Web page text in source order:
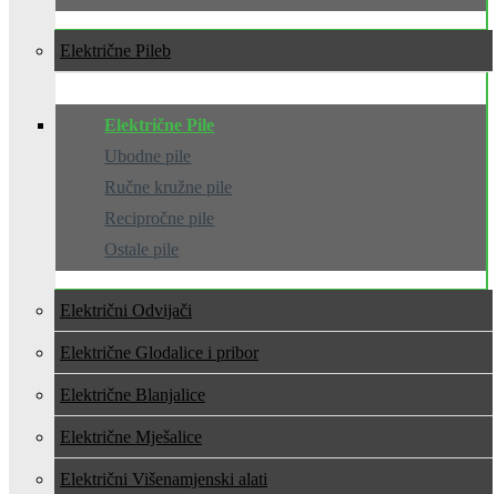
Električne Pile
Električne Pile
Ubodne pile
Ručne kružne pile
Recipročne pile
Ostale pile
Električni Odvijači
Električne Glodalice i pribor
Električne Blanjalice
Električne Mješalice
Električni Višenamjenski alati